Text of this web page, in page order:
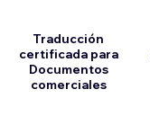
Traducción
certificada para
Documentos
comerciales